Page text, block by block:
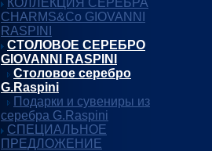
КОЛЛЕКЦИЯ СЕРЕБРА
CHARMS&Co GIOVANNI
RASPINI
СТОЛОВОЕ СЕРЕБРО
GIOVANNI RASPINI
Столовое серебро
G.Raspini
Подарки и сувениры из
серебра G.Raspini
СПЕЦИАЛЬНОЕ
ПРЕДЛОЖЕНИЕ